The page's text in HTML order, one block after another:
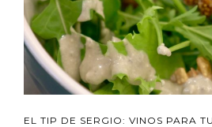
EL TIP DE SERGIO: VINOS PARA